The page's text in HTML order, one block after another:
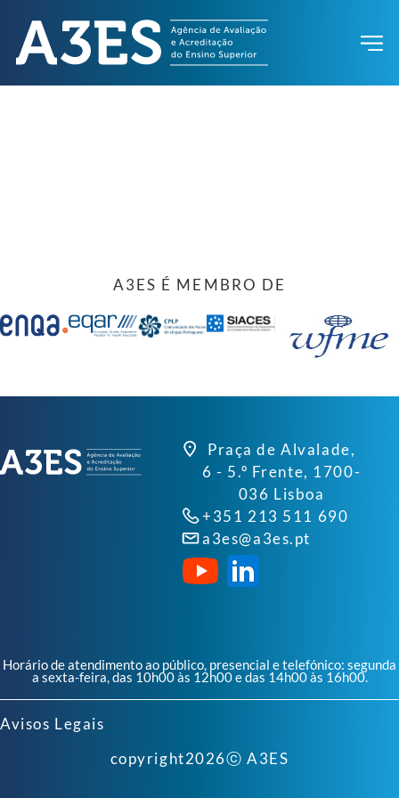
A3ES É MEMBRO DE
Praça de Alvalade,
6 - 5.º Frente, 1700-
036 Lisboa
+351 213 511 690
a3es@a3es.pt
Horário de atendimento ao público, presencial e telefónico: segunda
a sexta-feira, das 10h00 às 12h00 e das 14h00 às 16h00.
Avisos Legais
copyright2026ⓒ A3ES